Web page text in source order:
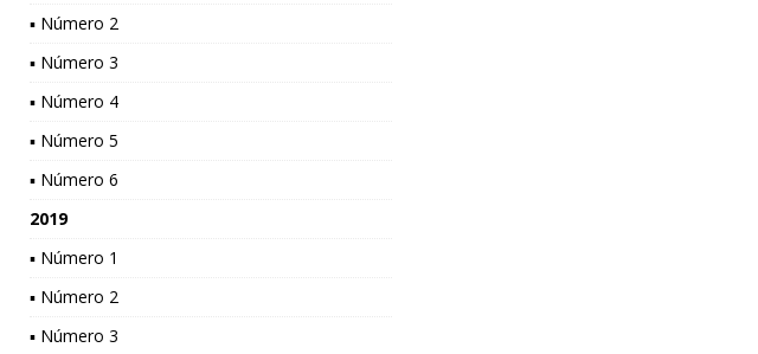
▪ Número 2
▪ Número 3
▪ Número 4
▪ Número 5
▪ Número 6
2019
▪ Número 1
▪ Número 2
▪ Número 3